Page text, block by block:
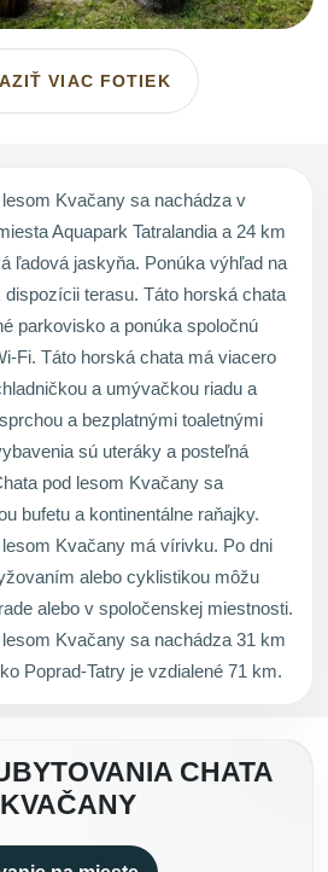
VIAC FOTIEK
Kvačany sa nachádza v
Aquapark Tatralandia a 24 km
ľadová jaskyňa. Ponúka výhľad na
dispozícii terasu. Táto horská chata
parkovisko a ponúka spoločnú
Fi. Táto horská chata má viacero
a umývačkou riadu a
a bezplatnými toaletnými
sú uteráky a posteľná
pod lesom Kvačany sa
bufetu a kontinentálne raňajky.
Kvačany má vírivku. Po dni
alebo cyklistikou môžu
alebo v spoločenskej miestnosti.
Kvačany sa nachádza 31 km
Poprad-Tatry je vzdialené 71 km.
CHATA